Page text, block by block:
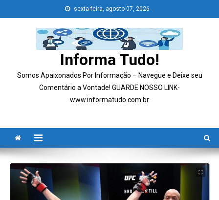
to
sexta-feira, agosto 07, 2026
Informa Tudo!
Somos Apaixonados Por Informação – Navegue e Deixe seu
Comentário a Vontade! GUARDE NOSSO LINK-
www.informatudo.com.br